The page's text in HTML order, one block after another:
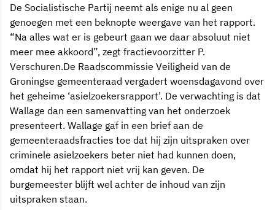
De Socialistische Partij neemt als enige nu al geen
genoegen met een beknopte weergave van het rapport.
“Na alles wat er is gebeurt gaan we daar absoluut niet
meer mee akkoord”, zegt fractievoorzitter P.
Verschuren.De Raadscommissie Veiligheid van de
Groningse gemeenteraad vergadert woensdagavond over
het geheime ‘asielzoekersrapport’. De verwachting is dat
Wallage dan een samenvatting van het onderzoek
presenteert. Wallage gaf in een brief aan de
gemeenteraadsfracties toe dat hij zijn uitspraken over
criminele asielzoekers beter niet had kunnen doen,
omdat hij het rapport niet vrij kan geven. De
burgemeester blijft wel achter de inhoud van zijn
uitspraken staan.